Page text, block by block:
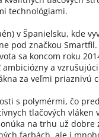
technológiami.
v Španielsku, kde
pod značkou Smartfil.
sa koncom roku
a
za veľmi priaznivú
s polymérmi, čo
tlačových vláken
na trhu už dobre